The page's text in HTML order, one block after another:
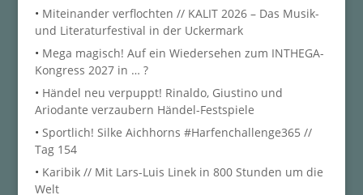
• Miteinander verflochten // KALIT 2026 – Das Musik-
und Literaturfestival in der Uckermark
• Mega magisch! Auf ein Wiedersehen zum INTHEGA-
Kongress 2027 in … ?
• Händel neu verpuppt! Rinaldo, Giustino und
Ariodante verzaubern Händel-Festspiele
• Sportlich! Silke Aichhorns #Harfenchallenge365 //
Tag 154
• Karibik // Mit Lars-Luis Linek in 800 Stunden um die
Welt